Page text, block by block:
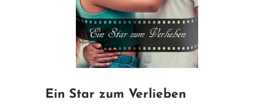
Ein Star zum Verlieben